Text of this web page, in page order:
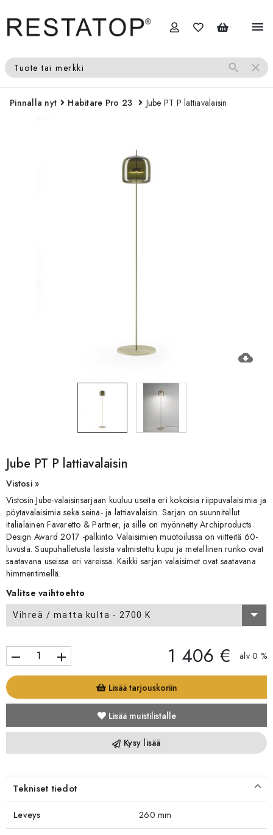
menu
Tuote tai merkki search close
Pinnalla nyt Habitare Pro 23 Jube PT P lattiavalaisin
cloud_download
Jube PT P lattiavalaisin
Vistosi »
Vistosin Jube-valaisinsarjaan kuuluu useita eri kokoisia riippuvalaisimia ja
pöytävalaisimia sekä seinä- ja lattiavalaisin. Sarjan on suunnitellut
italialainen Favaretto & Partner, ja sille on myönnetty Archiproducts
Design Award 2017 -palkinto. Valaisimien muotoilussa on viitteitä 60-
luvusta. Suupuhalletusta lasista valmistettu kupu ja metallinen runko ovat
saatavana useissa eri väreissä. Kaikki sarjan valaisimet ovat saatavana
himmentimellä.
Valitse vaihtoehto
Vihreä / matta kulta - 2700 K
remove add 1 406 € alv 0 %
Lisää tarjouskoriin
Lisää muistilistalle
Kysy lisää
Tekniset tiedot
Leveys 260 mm